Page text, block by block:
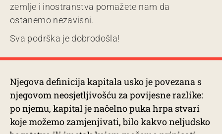
zemlje i inostranstva pomažete nam da
ostanemo nezavisni.
Sva podrška je dobrodošla!
Njegova definicija kapitala usko je povezana s
njegovom neosjetljivošću za povijesne razlike:
po njemu, kapital je načelno puka hrpa stvari
koje možemo zamjenjivati, bilo kakvo neljudsko